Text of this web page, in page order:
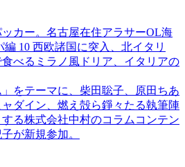
カー。名古屋在住アラサーOL海
10 西欧諸国に突入、北イタリ
べるミラノ風ドリア、イタリアの
」をテーマに、柴田聡子、原田ちあ
ダイン、燃え殻ら錚々たる執筆陣
る株式会社中村のコラムコンテン
が新規参加。